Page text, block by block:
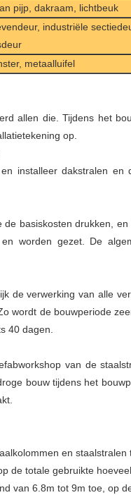
pijp, dakraam, lichtbeuk
industriële
metaalluifel
allen die. Tijdens het
op.
installeer dakstralen en
basiskosten drukken,
worden gezet. De
de verwerking van alle
wordt de bouwperiode
40 dagen.
van de
bouw tijdens het
en staalstralen
de totale gebruikte
van 6.8m tot 9m toe, op